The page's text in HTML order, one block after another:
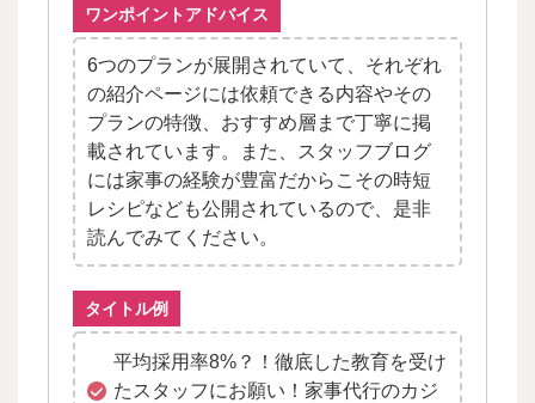
ワンポイントアドバイス
6つのプランが展開されていて、それぞれ
の紹介ページには依頼できる内容やその
プランの特徴、おすすめ層まで丁寧に掲
載されています。また、スタッフブログ
には家事の経験が豊富だからこその時短
レシピなども公開されているので、是非
読んでみてください。
タイトル例
平均採用率8%？！徹底した教育を受け
たスタッフにお願い！家事代行のカジ